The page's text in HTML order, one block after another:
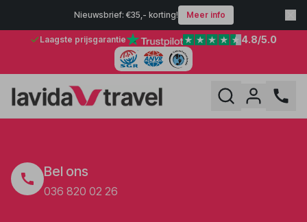
Nieuwsbrief: €35,- korting! Meer info
Laagste prijsgarantie 4.8/5.0
Bel ons
036 820 02 26